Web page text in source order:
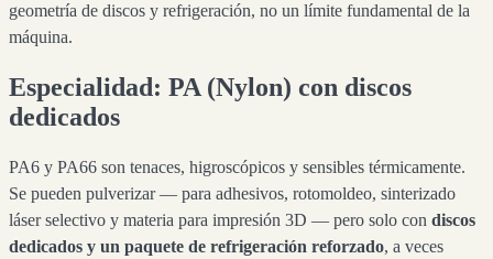
geometría de discos y refrigeración, no un límite fundamental de la
máquina.
Especialidad: PA (Nylon) con discos
dedicados
PA6 y PA66 son tenaces, higroscópicos y sensibles térmicamente.
Se pueden pulverizar — para adhesivos, rotomoldeo, sinterizado
láser selectivo y materia para impresión 3D — pero solo con discos
dedicados y un paquete de refrigeración reforzado, a veces